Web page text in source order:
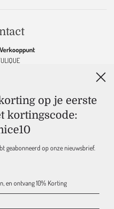
JEWELRY
afspraak in de salon
|info@damice.nl
NL 002196059B68
op je eerste
kortingscode:
geabonneerd op onze nieuwsbrief.